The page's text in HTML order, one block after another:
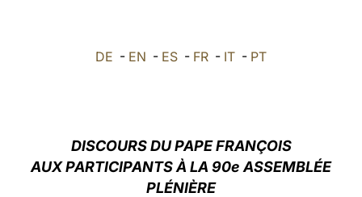
العربيّة DE - EN - ES - FR - IT - PT
DISCOURS DU PAPE FRANÇOIS
AUX PARTICIPANTS À LA 90e ASSEMBLÉE
PLÉNIÈRE